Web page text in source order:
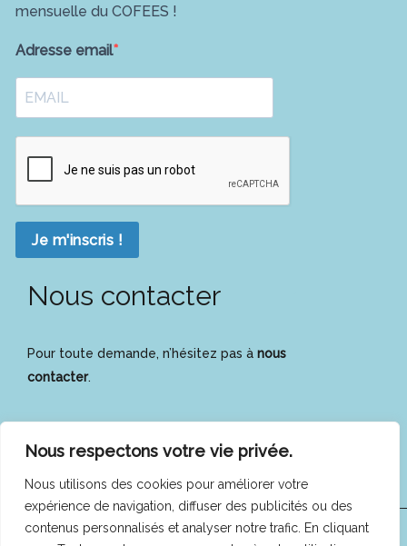
Nous respectons votre vie privée.
Nous utilisons des cookies pour améliorer votre
expérience de navigation, diffuser des publicités ou des
contenus personnalisés et analyser notre trafic. En cliquant
mensuelle du COFEES !
Adresse email
Je m'inscris !
Nous contacter
Pour toute demande, n’hésitez pas à nous
contacter.